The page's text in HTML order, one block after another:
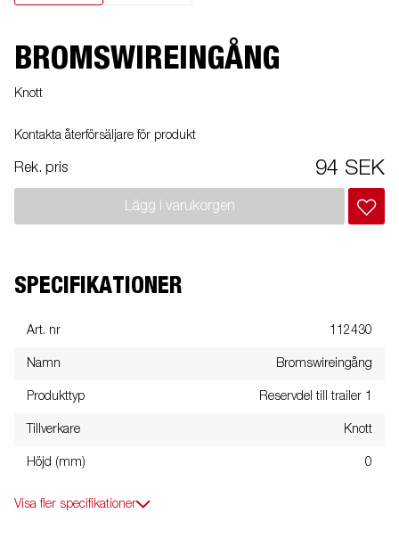
BROMSWIREINGÅNG
Knott
Kontakta återförsäljare för produkt
Rek. pris 94 SEK
Lägg i varukorgen
SPECIFIKATIONER
Art. nr 112430
Namn Bromswireingång
Produkttyp Reservdel till trailer 1
Tillverkare Knott
Höjd (mm) 0
Visa fler specifikationer